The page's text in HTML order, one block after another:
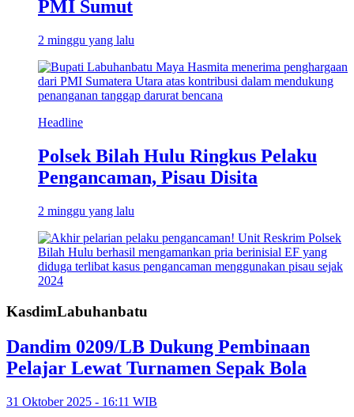
PMI Sumut
2 minggu yang lalu
Headline
Polsek Bilah Hulu Ringkus Pelaku
Pengancaman, Pisau Disita
2 minggu yang lalu
KasdimLabuhanbatu
Dandim 0209/LB Dukung Pembinaan
Pelajar Lewat Turnamen Sepak Bola
31 Oktober 2025 - 16:11 WIB